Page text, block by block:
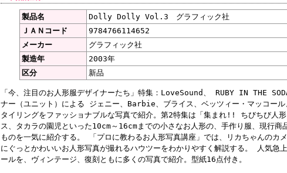
製品名
Dolly Dolly Vol.3 グラフィック社
ＪＡＮコード
9784766114652
メーカー
グラフィック社
製造年
2003年
区分
新品
「今、注目のお人形服デザイナーたち」特集：LoveSound、 RUBY IN THE
ナー（ユニット）による ジェニー、Barbie、ブライス、ベッツィー・マッコー
タイリングをファッショナブルな写真で紹介。第2特集は「集まれ!! ちびちび人
ス、タカラの園児といった10cm～16cmまでの小さなお人形の、手作り服、現行商
ものを一気に紹介する。 「プロに教わるお人形写真講座」では、リカちゃんのカ
にぐっとかわいいお人形写真が撮れるハウツーをわかりやすく解説する。 人気急
ールを、ヴィンテージ、復刻ともに多くの写真で紹介。型紙16点付き。